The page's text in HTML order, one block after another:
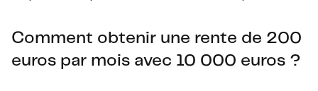
Comment obtenir une rente de 200
euros par mois avec 10 000 euros ?